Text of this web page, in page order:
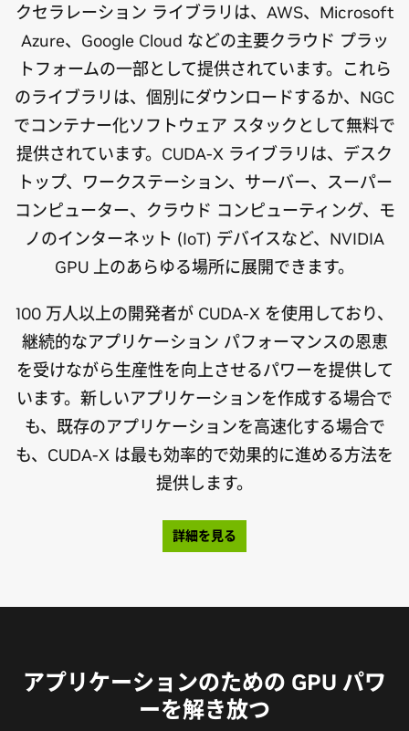
ます。線形代数、並列アルゴリズム、信号および
画像処理のための GPU アクセラレーテッド ライブ
ラリは、計算物理学、化学、分子動力学、地震探
査などの分野における計算集約型アプリケーショ
ンの基盤を提供します。
クセラレーション ライブラリは、AWS、Microsoft
Azure、Google Cloud などの主要クラウド プラッ
トフォームの一部として提供されています。これら
のライブラリは、個別にダウンロードするか、NGC
でコンテナー化ソフトウェア スタックとして無料で
提供されています。CUDA-X ライブラリは、デスク
トップ、ワークステーション、サーバー、スーパー
コンピューター、クラウド コンピューティング、モ
ノのインターネット (IoT) デバイスなど、NVIDIA
GPU 上のあらゆる場所に展開できます。
100 万人以上の開発者が CUDA-X を使用しており、
継続的なアプリケーション パフォーマンスの恩恵
を受けながら生産性を向上させるパワーを提供して
います。新しいアプリケーションを作成する場合で
も、既存のアプリケーションを高速化する場合で
も、CUDA-X は最も効率的で効果的に進める方法を
提供します。
詳細を見る
アプリケーションのための GPU パワ
ーを解き放つ